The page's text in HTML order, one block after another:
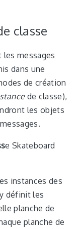
classe
messages
dans une
de création
de classe),
les objets
e Skateboard
instances des
définit les
planche de
planche de